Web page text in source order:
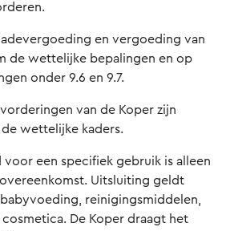
en vergoeding van
de wettelijke bepalingen en op
onder 9.6 en 9.7.
van de Koper zijn
wettelijke kaders.
voor een specifiek gebruik is alleen
Uitsluiting geldt
reinigingsmiddelen,
De Koper draagt het